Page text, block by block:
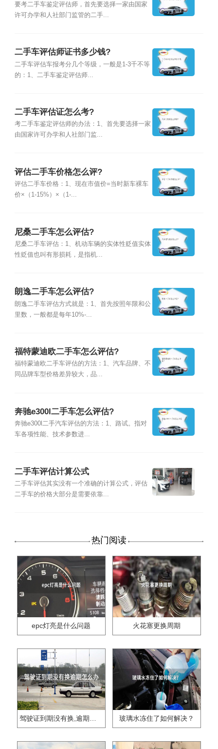
要考二手车鉴定评估师，首先要选择一家由国家
许可办学和人社部门监管的二手...
二手车评估师证书多少钱?
二手车评估车报考分几个等级，一般是1-3千不等
的：1、二手车鉴定评估师...
二手车评估证怎么考?
考二手车鉴定评估师的办法：1、首先要选择一家
由国家许可办学和人社部门监...
评估二手车价格怎么评?
评估二手车价格：1、现在市值价=当时新车裸车
价×（1-15%）×（1-...
尼桑二手车怎么评估?
尼桑二手车评估：1、机动车辆的实体性贬值实体
性贬值也叫有形损耗，是指机...
朗逸二手车怎么评估?
朗逸二手车评估方式就是：1、首先按照年限和公
里数，一般都是每年10%-...
福特蒙迪欧二手车怎么评估?
福特蒙迪欧二手车评估的方法：1、汽车品牌、不
同品牌车型价格差异较大，品...
奔驰e300l二手车怎么评估?
奔驰e300l二手汽车评估的方法：1、路试。指对
车各项性能、技术参数进...
二手车评估计算公式
二手车评估其实没有一个准确的计算公式，评估
二手车的价格大部分是需要依靠...
热门阅读
epc灯亮是什么问题 火花塞更换周期
驾驶证到期没有换,逾期怎么办?? 玻璃水冻住了如何解决？